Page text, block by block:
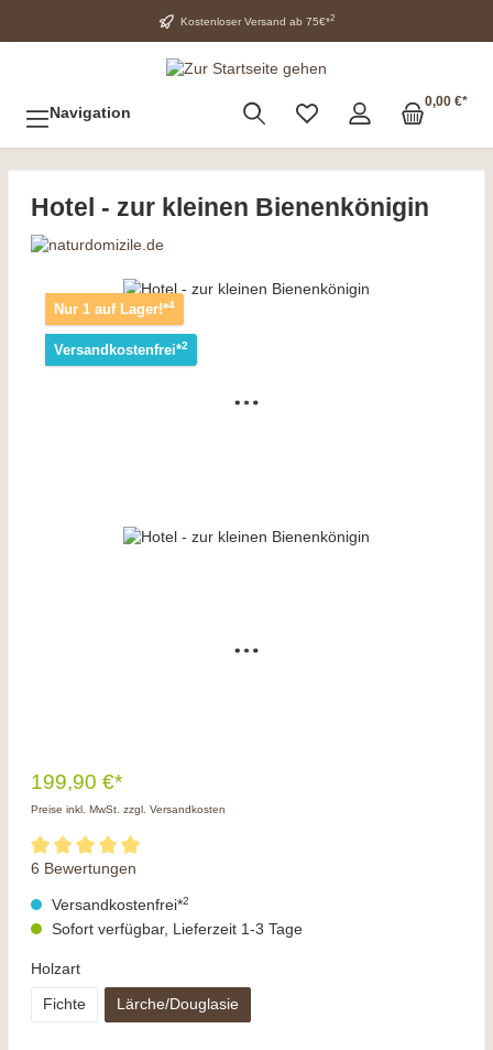
Kostenloser Versand ab 75€*2
Navigation
0,00 €*
Hotel - zur kleinen Bienenkönigin
Nur 1 auf Lager!*4
Versandkostenfrei*2
199,90 €*
Preise inkl. MwSt. zzgl. Versandkosten
6 Bewertungen
Versandkostenfrei*2
Sofort verfügbar, Lieferzeit 1-3 Tage
Holzart
Fichte Lärche/Douglasie